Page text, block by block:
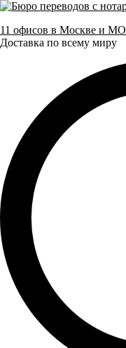
11 офисов в Москве и МО
Доставка по всему миру